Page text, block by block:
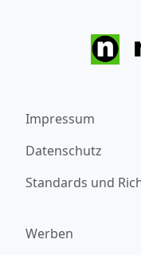
Impressum
Datenschutz
Standards und
Werben